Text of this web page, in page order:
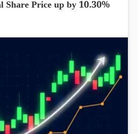
Share Price up by 10.30%